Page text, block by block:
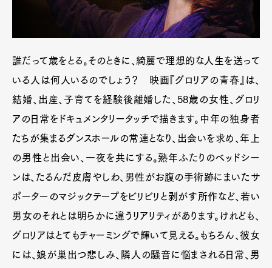
誰だって歳をとる。そのときに、綺麗で理想的な人生を送って
いる人は何人いるのでしょう？ 映画『グロリアの青春』は、
結婚、出産、子育てを経験後離婚した、58歳の女性、グロリ
アの日常をドキュメンタリータッチで描きます。中年の独身者
たちが集まるダンスホールの常連となり、出会いを求め、年上
の男性と出会い、一夜を共にする。熟年ふたりのベッドシー
ンは、たるんだ皮膚やしわ、男性がお腹の手術跡にまいたサ
ポーターのマジックテープをビリビリと剥がす所作など、若い
男女のそれとは明らかに違うリアリティがあります。けれども、
グロリアはとてもチャーミングで輝いて見える。もちろん、彼女
には、娘が巣出つ悲しみ、隣人の騒音に悩まされる日常、男